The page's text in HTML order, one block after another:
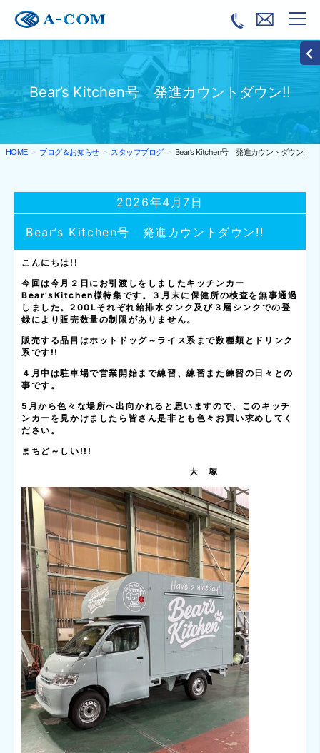
Bear’s Kitchen号 発進カウントダウン!!
HOME ブログ＆お知らせ スタッフブログ Bear’s Kitchen号 発進カウントダウン!!
Bear’s Kitchen号 発進カウントダウン!!
2026年4月7日
こんにちは!!
今回は今月２日にお引渡しをしましたキッチンカー
Bear’sKitchen様特集です。３月末に保健所の検査を無事通過
しました。200Lそれぞれ給排水タンク及び３層シンクでの登
録により販売数量の制限がありません。
販売する品目はホットドッグ～ライス系まで数種類とドリンク
系です!!
４月中は駐車場で営業開始まで練習、練習また練習の日々との
事です。
5 月から色々な場所へ出向かれると思いますので、このキッチ
ンカーを見かけましたら皆さん是非とも色々お買い求めしてく
ださい。
まちど～しい!!!
大 塚